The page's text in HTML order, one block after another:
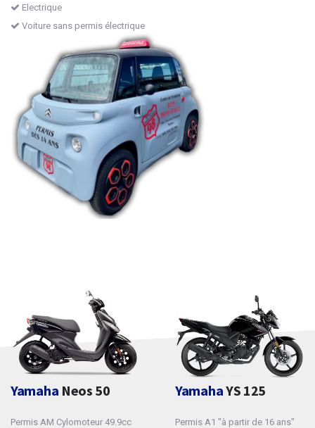
Electrique
Voiture sans permis électrique
Contactez-nous
Yamaha Neos 50
Permis AM Cylomoteur 49.9cc
YamahaYS 125
Permis A1 "à partir de 16 ans"